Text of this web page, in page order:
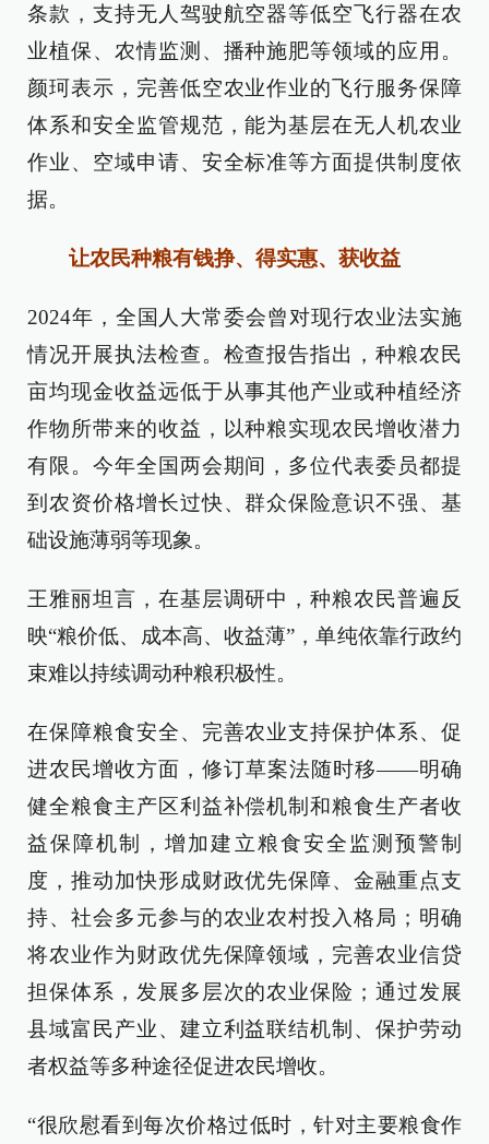
条款，支持无人驾驶航空器等低空飞行器在农
业植保、农情监测、播种施肥等领域的应用。
颜珂表示，完善低空农业作业的飞行服务保障
体系和安全监管规范，能为基层在无人机农业
作业、空域申请、安全标准等方面提供制度依
据。
让农民种粮有钱挣、得实惠、获收益
2024年，全国人大常委会曾对现行农业法实施
情况开展执法检查。检查报告指出，种粮农民
亩均现金收益远低于从事其他产业或种植经济
作物所带来的收益，以种粮实现农民增收潜力
有限。今年全国两会期间，多位代表委员都提
到农资价格增长过快、群众保险意识不强、基
础设施薄弱等现象。
王雅丽坦言，在基层调研中，种粮农民普遍反
映“粮价低、成本高、收益薄”，单纯依靠行政约
束难以持续调动种粮积极性。
在保障粮食安全、完善农业支持保护体系、促
进农民增收方面，修订草案法随时移——明确
健全粮食主产区利益补偿机制和粮食生产者收
益保障机制，增加建立粮食安全监测预警制
度，推动加快形成财政优先保障、金融重点支
持、社会多元参与的农业农村投入格局；明确
将农业作为财政优先保障领域，完善农业信贷
担保体系，发展多层次的农业保险；通过发展
县域富民产业、建立利益联结机制、保护劳动
者权益等多种途径促进农民增收。
“很欣慰看到每次价格过低时，针对主要粮食作